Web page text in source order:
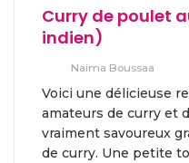
Curry de poulet
indien)
Naima Boussaa
Voici une délicieuse
amateurs de curry et
vraiment savoureux
de curry. Une petite